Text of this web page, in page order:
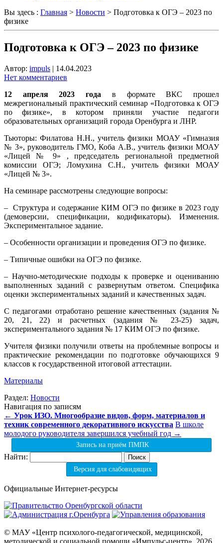
Вы здесь : Главная > Новости > Подготовка к ОГЭ – 2023 по
физике
Подготовка к ОГЭ – 2023 по физике
Автор: impuls | 14.04.2023
Нет комментариев
12 апреля 2023 года в формате ВКС прошел
межрегиональный практический семинар «Подготовка к ОГЭ
по физике», в котором приняли участие педагоги
образовательных организаций города Оренбурга и ЛНР.
Тьюторы: Филатова Н.Н., учитель физики МОАУ «Гимназия
№ 3», руководитель ГМО, Коба А.В., учитель физики МОАУ
«Лицей № 9» , председатель региональной предметной
комиссии ОГЭ; Ломухина С.Н., учитель физики МОАУ
«Лицей № 3».
На семинаре рассмотрены следующие вопросы:
– Структура и содержание КИМ ОГЭ по физике в 2023 году
(демоверсии, спецификации, кодификаторы). Изменения.
Экспериментальное задание.
– Особенности организации и проведения ОГЭ по физике.
– Типичные ошибки на ОГЭ по физике.
– Научно-методические подходы к проверке и оцениванию
выполненных заданий с развернутым ответом. Специфика
оценки экспериментальных заданий и качественных задач.
С педагогами отработано решение качественных (задания №
20, 21, 22) и расчетных (задания № 23-25) задач,
экспериментального задания № 17 КИМ ОГЭ по физике.
Учителя физики получили ответы на проблемные вопросы и
практические рекомендации по подготовке обучающихся 9
классов к государственной итоговой аттестации.
Материалы
Раздел: Новости
Навигация по записям
← Урок ИЗО. Многообразие видов, форм, материалов и
техник современного декоративного искусства В школе
молодого руководителя завершился учебный год →
Запись на приём ПМПК
Найти:
Версия для слабовидящих
Официальные Интернет-ресурсы
© МАУ «Центр психолого-педагогической, медицинской,
методической и социальной помощи «Импульс-центр», 2026